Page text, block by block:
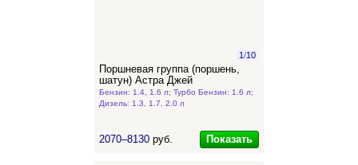
1/10
Поршневая группа (поршень,
шатун) Астра Джей
Бензин: 1.4, 1.6 л; Турбо Бензин: 1.6 л;
Дизель: 1.3, 1.7, 2.0 л
2070–8130 руб. Показать